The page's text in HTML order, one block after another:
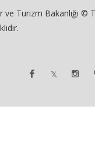
ve Turizm Bakanlığı ©